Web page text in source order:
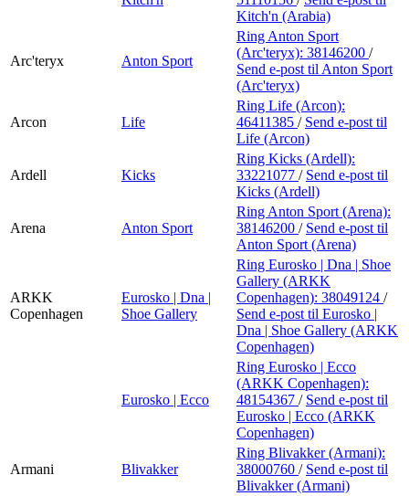
Kitch'n (Arabia)
Arc'teryx Anton Sport
Ring Anton Sport
(Arc'teryx): 38146200 /
Send e-post til Anton Sport
(Arc'teryx)
Arcon Life
Ring Life (Arcon):
46411385 / Send e-post til
Life (Arcon)
Ardell Kicks
Ring Kicks (Ardell):
33221077 / Send e-post til
Kicks (Ardell)
Arena Anton Sport
Ring Anton Sport (Arena):
38146200 / Send e-post til
Anton Sport (Arena)
ARKK
Copenhagen
Eurosko | Dna |
Shoe Gallery
Ring Eurosko | Dna | Shoe
Gallery (ARKK
Copenhagen): 38049124 /
Send e-post til Eurosko |
Dna | Shoe Gallery (ARKK
Copenhagen)
Eurosko | Ecco
Ring Eurosko | Ecco
(ARKK Copenhagen):
48154367 / Send e-post til
Eurosko | Ecco (ARKK
Copenhagen)
Armani Blivakker
Ring Blivakker (Armani):
38000760 / Send e-post til
Blivakker (Armani)